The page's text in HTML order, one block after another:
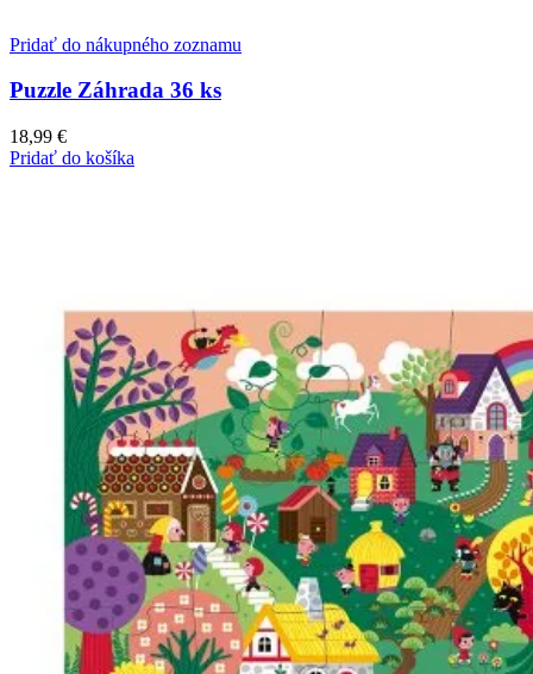
Pridať do nákupného zoznamu
Puzzle Záhrada 36 ks
18,99 €
Pridať do košíka